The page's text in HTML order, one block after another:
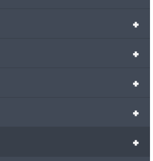
+
+
+
+
+